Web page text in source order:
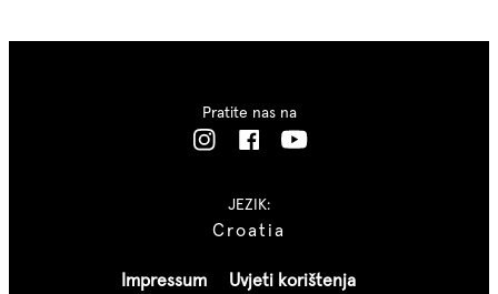
Impressum Uvjeti korištenja
JEZIK:
Croatia
Pratite nas na